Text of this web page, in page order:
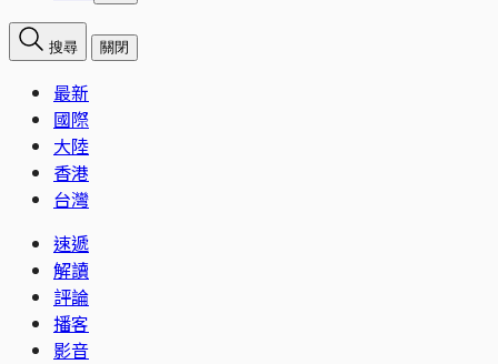
搜尋 關閉
最新
國際
大陸
香港
台灣
速遞
解讀
評論
播客
影音